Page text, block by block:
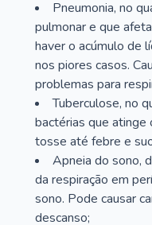
Pneumonia, no
pulmonar e que
haver o acúmulo de
nos piores casos.
problemas para
Tuberculose, no
bactérias que atinge
tosse até febre e
Apneia do sono,
da respiração em
sono. Pode causar
descanso;